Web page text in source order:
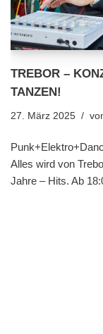
TREBOR –
TANZEN!
27. März 2025
Alles wird von
Jahre – Hits. Ab